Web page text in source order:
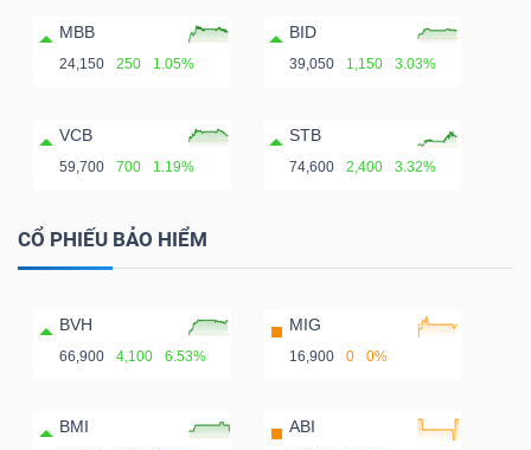
MBB
24,150 250 1.05%
BID
39,050 1,150 3.03%
VCB
59,700 700 1.19%
STB
74,600 2,400 3.32%
CỔ PHIẾU BẢO HIỂM
BVH
66,900 4,100 6.53%
MIG
16,900 0 0%
BMI ABI